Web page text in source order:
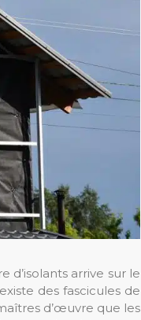
arrive sur le
des fascicules de
d’œuvre que les